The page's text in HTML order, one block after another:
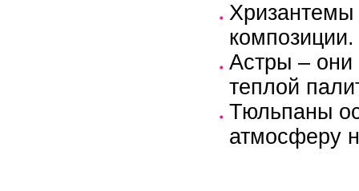
Хризантемы
композиции.
Астры – они
теплой
Тюльпаны
атмосферу